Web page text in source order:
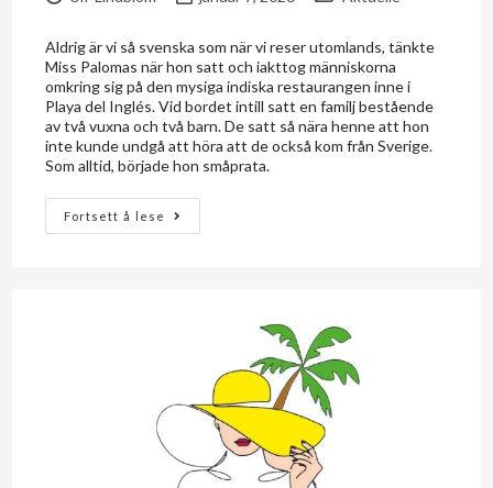
Aldrig är vi så svenska som när vi reser utomlands, tänkte
Miss Palomas när hon satt och iakttog människorna
omkring sig på den mysiga indiska restaurangen inne i
Playa del Inglés. Vid bordet intill satt en familj bestående
av två vuxna och två barn. De satt så nära henne att hon
inte kunde undgå att höra att de också kom från Sverige.
Som alltid, började hon småprata.
Fortsett å lese